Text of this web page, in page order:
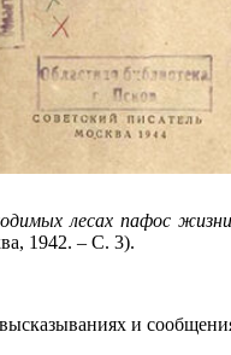
лесах пафос
1942. – С. 3).
и